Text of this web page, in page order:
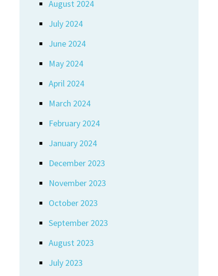
August 2024
July 2024
June 2024
May 2024
April 2024
March 2024
February 2024
January 2024
December 2023
November 2023
October 2023
September 2023
August 2023
July 2023